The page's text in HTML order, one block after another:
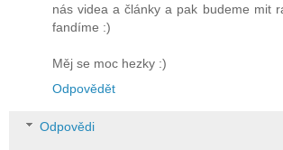
nás videa a články a pak budeme mit
fandíme :)
Měj se moc hezky :)
Odpovědět
Odpovědi